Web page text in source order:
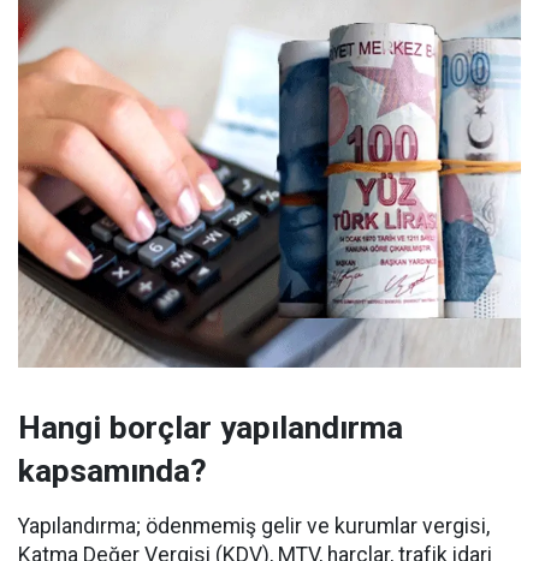
Hangi borçlar yapılandırma
kapsamında?
Yapılandırma; ödenmemiş gelir ve kurumlar vergisi,
Katma Değer Vergisi (KDV), MTV, harçlar, trafik idari